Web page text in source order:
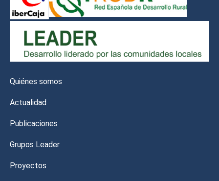
Quiénes somos
Actualidad
Publicaciones
Grupos Leader
Proyectos